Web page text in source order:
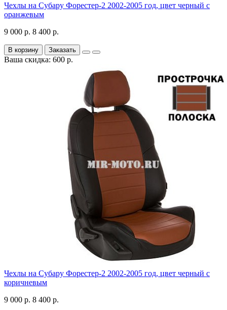
Чехлы на Субару Форестер-2 2002-2005 год, цвет черный с
оранжевым
9 000 р. 8 400 р.
В корзину Заказать
Ваша скидка: 600 р.
Чехлы на Субару Форестер-2 2002-2005 год, цвет черный с
коричневым
9 000 р. 8 400 р.